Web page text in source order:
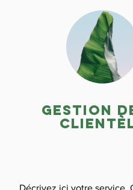
gestion
Décrivez ici votre service.